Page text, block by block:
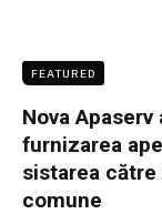
FEATURED
Nova
furnizarea
sistarea
comune